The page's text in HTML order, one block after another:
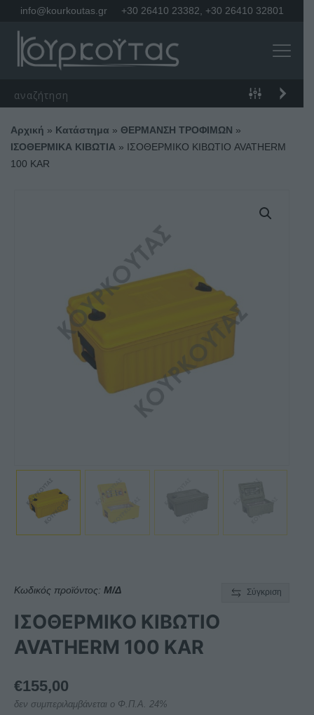
info@kourkoutas.gr +30 26410 23382 +30 26410 32801
Αρχική » Κατάστημα » ΘΕΡΜΑΝΣΗ ΤΡΟΦΙΜΩΝ »
ΙΣΟΘΕΡΜΙΚΑ ΚΙΒΩΤΙΑ »
ΙΣΟΘΕΡΜΙΚΟ ΚΙΒΩΤΙΟ AVATHERM
100 KAR
Κωδικός προϊόντος: Μ/Δ Σύγκριση
ΙΣΟΘΕΡΜΙΚΟ ΚΙΒΩΤΙΟ
AVATHERM 100 KAR
€155,00
δεν συμπεριλαμβάνεται ο Φ.Π.Α. 24%